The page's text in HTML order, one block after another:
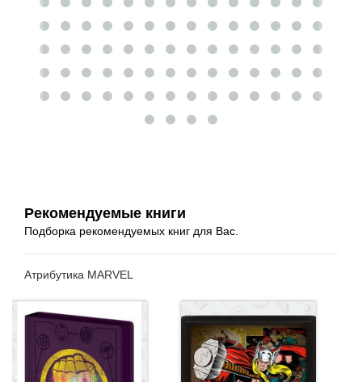
Рекомендуемые книги
Подборка рекомендуемых книг для Вас.
Атрибутика MARVEL